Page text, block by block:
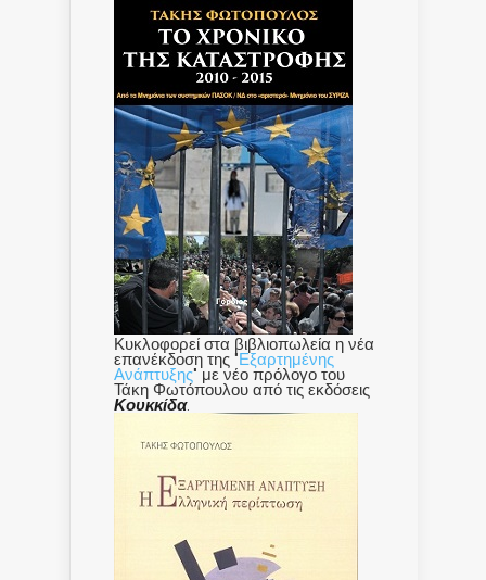
Κυκλοφορεί στα βιβλιοπωλεία η νέα
επανέκδοση της "Εξαρτημένης
Ανάπτυξης" με νέο πρόλογο του
Τάκη Φωτόπουλου από τις εκδόσεις
Κουκκίδα.